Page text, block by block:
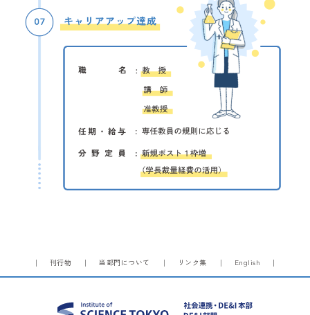
刊行物 当部門について リンク集 English